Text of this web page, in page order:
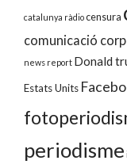
catalunya ràdiocensura
comunicació
news report Donald
Estats Units
periodisme